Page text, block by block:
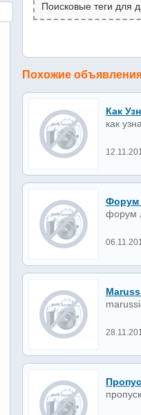
Поисковые теги для
Похожие
Как
как
Форум
форум